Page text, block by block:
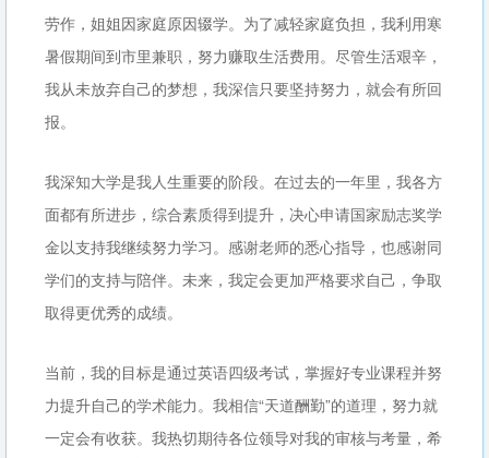
劳作，姐姐因家庭原因辍学。为了减轻家庭负担，我利用寒
暑假期间到市里兼职，努力赚取生活费用。尽管生活艰辛，
我从未放弃自己的梦想，我深信只要坚持努力，就会有所回
报。
我深知大学是我人生重要的阶段。在过去的一年里，我各方
面都有所进步，综合素质得到提升，决心申请国家励志奖学
金以支持我继续努力学习。感谢老师的悉心指导，也感谢同
学们的支持与陪伴。未来，我定会更加严格要求自己，争取
取得更优秀的成绩。
当前，我的目标是通过英语四级考试，掌握好专业课程并努
力提升自己的学术能力。我相信“天道酬勤”的道理，努力就
一定会有收获。我热切期待各位领导对我的审核与考量，希